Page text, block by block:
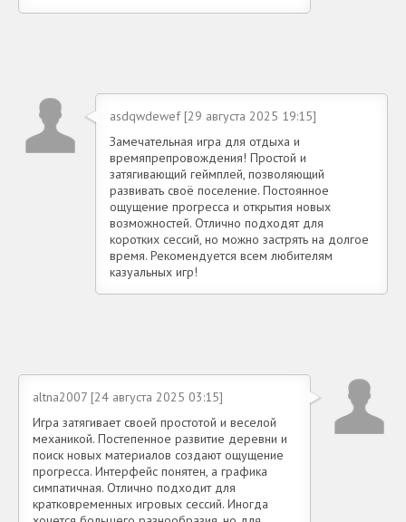
asdqwdewef [29 августа 2025 19:15]
Замечательная игра для отдыха и
времяпрепровождения! Простой и
затягивающий геймплей, позволяющий
развивать своё поселение. Постоянное
ощущение прогресса и открытия новых
возможностей. Отлично подходят для
коротких сессий, но можно застрять на долгое
время. Рекомендуется всем любителям
казуальных игр!
altna2007 [24 августа 2025 03:15]
Игра затягивает своей простотой и веселой
механикой. Постепенное развитие деревни и
поиск новых материалов создают ощущение
прогресса. Интерфейс понятен, а графика
симпатичная. Отлично подходит для
кратковременных игровых сессий. Иногда